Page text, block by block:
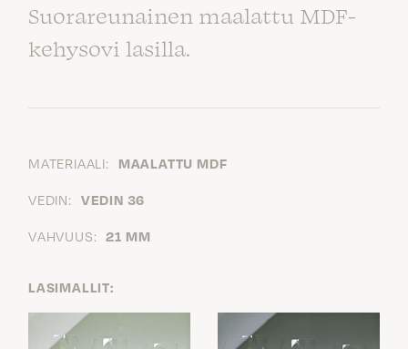
Suorareunainen maalattu MDF-
kehysovi lasilla.
MATERIAALI: MAALATTU MDF
VEDIN: VEDIN 36
VAHVUUS: 21 MM
LASIMALLIT: